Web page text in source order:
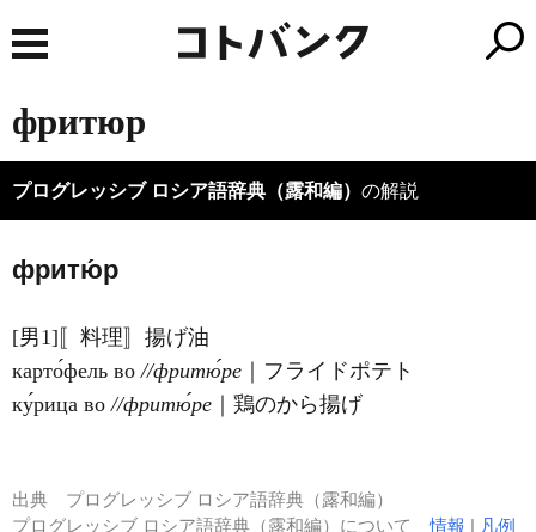
фритюр
プログレッシブ ロシア語辞典（露和編） の解説
фритю́р
[男1]〚料理〛揚げ油
карто́фель во//фритю́ре ｜フライドポテト
ку́рица во//фритю́ре ｜鶏のから揚げ
出典 プログレッシブ ロシア語辞典（露和編）
プログレッシブ ロシア語辞典（露和編）について情報 | 凡例